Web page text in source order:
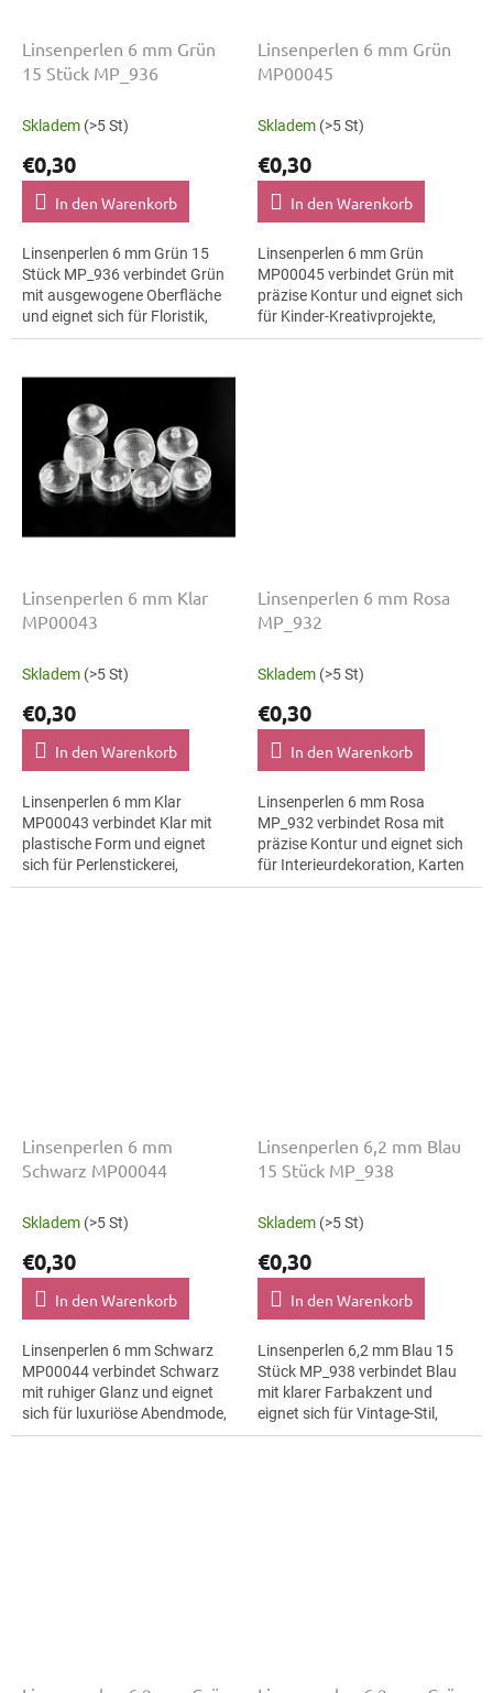
Linsenperlen 6 mm Grün
15 Stück MP_936
Skladem (>5 St)
€0,30
In den Warenkorb
Linsenperlen 6 mm Grün 15
Stück MP_936 verbindet Grün
mit ausgewogene Oberfläche
und eignet sich für Floristik,
Taschenanhänger und
mm hilft bei...
Linsenperlen 6 mm Grün
MP00045
Skladem (>5 St)
€0,30
In den Warenkorb
Linsenperlen 6 mm Grün
MP00045 verbindet Grün mit
präzise Kontur und eignet sich
für Kinder-Kreativprojekte,
Haarspangen und Armbänder.
Linsenperlen 6 mm Klar
MP00043
Skladem (>5 St)
€0,30
In den Warenkorb
Linsenperlen 6 mm Klar
MP00043 verbindet Klar mit
plastische Form und eignet
sich für Perlenstickerei,
Makramee-Details und
Linsenperlen 6 mm Rosa
MP_932
Skladem (>5 St)
€0,30
In den Warenkorb
Linsenperlen 6 mm Rosa
MP_932 verbindet Rosa mit
präzise Kontur und eignet sich
für Interieurdekoration, Karten
und Geschenkverpackungen
Linsenperlen 6 mm
Schwarz MP00044
Skladem (>5 St)
€0,30
In den Warenkorb
Linsenperlen 6 mm Schwarz
MP00044 verbindet Schwarz
mit ruhiger Glanz und eignet
sich für luxuriöse Abendmode,
Broschen und
Linsenperlen 6,2 mm Blau
15 Stück MP_938
Skladem (>5 St)
€0,30
In den Warenkorb
Linsenperlen 6,2 mm Blau 15
Stück MP_938 verbindet Blau
mit klarer Farbakzent und
eignet sich für Vintage-Stil,
Makramee-Details und